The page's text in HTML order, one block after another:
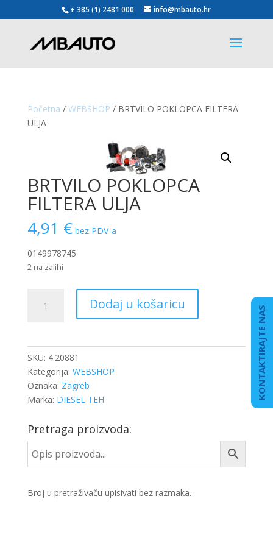
+ 385 (1) 2481 000 info@mbauto.hr
Početna / WEBSHOP / BRTVILO POKLOPCA FILTERA
ULJA
BRTVILO POKLOPCA
FILTERA ULJA
4,91 € bez PDV-a
0149978745
2 na zalihi
POKLOPCA
Dodaj u košaricu
SKU: 4.20881
Kategorija: WEBSHOP
Oznaka: Zagreb
Marka: DIESEL TEH
Pretraga proizvoda:
Broj u pretraživaču upisivati bez razmaka.
KONTAKTIRAJTE NAS